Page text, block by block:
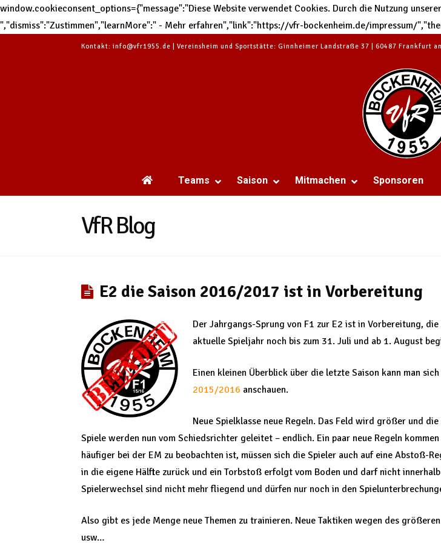
window.cookieconsent_options={"message":"Diese Website verwendet Cookies. Durch die Nutzung
","dismiss":"Zustimmen","learnMore":" - Mehr erfahren","link":"https://vfr-bockenheim.de/impressum/
Kontakt: info@vfr1955.de | Vereinsheim und Sportstätte: Ginnheimer Landstraße 37 | 60487 Frankfurt
Teams Saison Mitmachen Sponsoren
VfR Blog
E2 die Saison 2016/2017 ist in Vorbereitung
Der Jahrgangs-Sprung von F1 zur E2 ist in Vorbereitung,
aktuelle Spieljahr noch bis zum 31. Juli und ab 1. August
Einen kleinen Überblick über die letzte Saison kann man
2015/2016 anschauen.
Neue Spielklasse neue Regeln. Das Feld wird größer und
Spiele werden nun vom Schiedsrichter geleitet – endlich. Ein paar neue Regeln
häufiger bei der EM zu beobachten ist, müssen sich die Spieler auch auf eine Abstoß-
in die eigene Hälfte zurück und ein Torbstoß erfolgt vom Boden und darf nicht
Spielerwechsel sind nicht mehr fliegend und dürfen nur noch in den
Also gibt es jede Menge neue Themen zu trainieren. Neue Taktiken wegen des
usw…